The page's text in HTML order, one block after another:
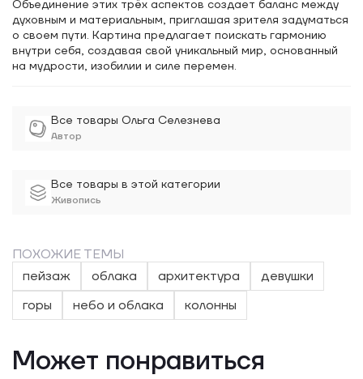
Все товары Ольга Селезнева
Автор
Все товары в этой категории
Живопись
Объединение этих трёх аспектов создает баланс между
духовным и материальным, приглашая зрителя задуматься
о своем пути. Картина предлагает поискать гармонию
внутри себя, создавая свой уникальный мир, основанный
на мудрости, изобилии и силе перемен.
ПОХОЖИЕ ТЕМЫ
пейзаж
облака архитектура
девушки
горы
небо и облака колонны
Может понравиться